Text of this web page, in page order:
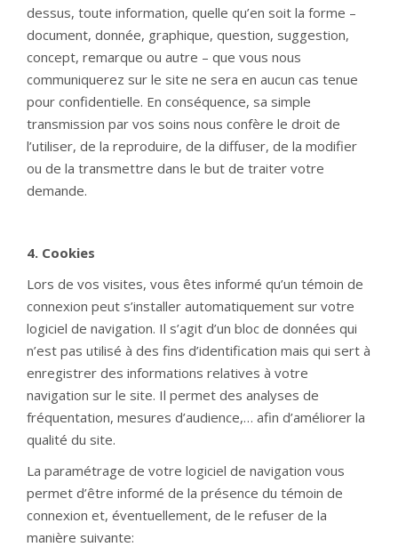
dessus, toute information, quelle qu’en soit la forme –
document, donnée, graphique, question, suggestion,
concept, remarque ou autre – que vous nous
communiquerez sur le site ne sera en aucun cas tenue
pour confidentielle. En conséquence, sa simple
transmission par vos soins nous confère le droit de
l’utiliser, de la reproduire, de la diffuser, de la modifier
ou de la transmettre dans le but de traiter votre
demande.
4. Cookies
Lors de vos visites, vous êtes informé qu’un témoin de
connexion peut s’installer automatiquement sur votre
logiciel de navigation. Il s’agit d’un bloc de données qui
n’est pas utilisé à des fins d’identification mais qui sert à
enregistrer des informations relatives à votre
navigation sur le site. Il permet des analyses de
fréquentation, mesures d’audience,… afin d’améliorer la
qualité du site.
La paramétrage de votre logiciel de navigation vous
permet d’être informé de la présence du témoin de
connexion et, éventuellement, de le refuser de la
manière suivante: